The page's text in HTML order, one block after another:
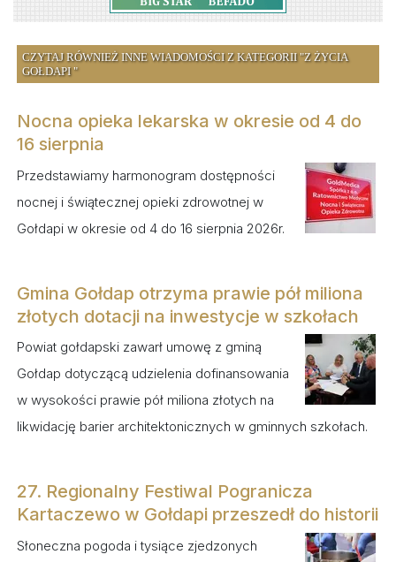
CZYTAJ RÓWNIEŻ INNE WIADOMOŚCI Z KATEGORII "Z ŻYCIA
GOŁDAPI "
Nocna opieka lekarska w okresie od 4 do
16 sierpnia
Przedstawiamy harmonogram dostępności
nocnej i świątecznej opieki zdrowotnej w
Gołdapi w okresie od 4 do 16 sierpnia 2026r.
Gmina Gołdap otrzyma prawie pół miliona
złotych dotacji na inwestycje w szkołach
Powiat gołdapski zawarł umowę z gminą
Gołdap dotyczącą udzielenia dofinansowania
w wysokości prawie pół miliona złotych na
likwidację barier architektonicznych w gminnych szkołach.
27. Regionalny Festiwal Pogranicza
Kartaczewo w Gołdapi przeszedł do historii
Słoneczna pogoda i tysiące zjedzonych